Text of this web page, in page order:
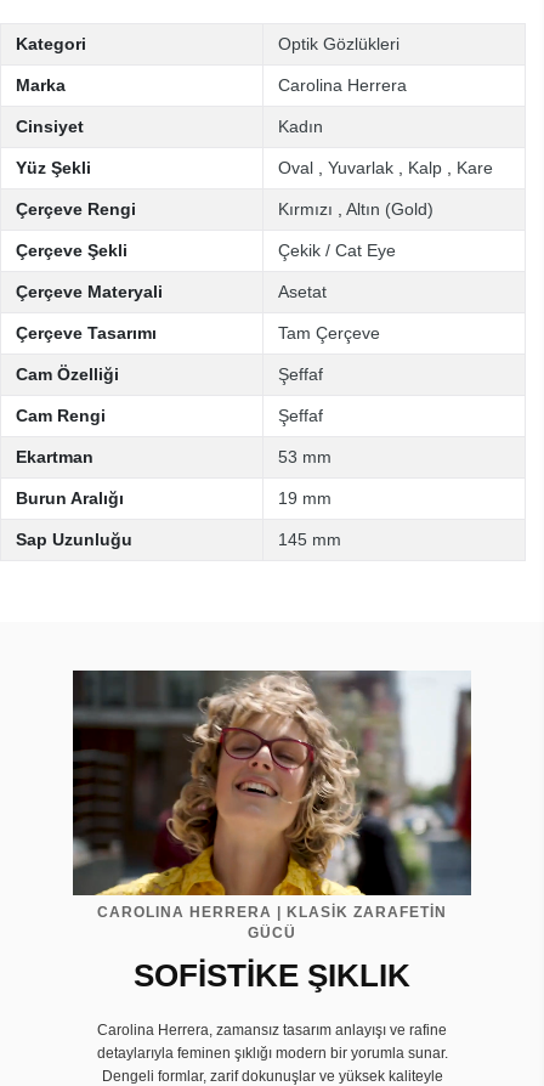
Kategori Optik Gözlükleri
Marka Carolina Herrera
Cinsiyet Kadın
Yüz Şekli Oval Yuvarlak Kalp Kare
Çerçeve Rengi Kırmızı Altın (Gold)
Çerçeve Şekli Çekik / Cat Eye
Çerçeve Materyali Asetat
Çerçeve Tasarımı Tam Çerçeve
Cam Özelliği Şeffaf
Cam Rengi Şeffaf
Ekartman 53 mm
Burun Aralığı 19 mm
Sap Uzunluğu 145 mm
CAROLINA HERRERA | KLASİK ZARAFETİN
GÜCÜ
SOFİSTİKE ŞIKLIK
Carolina Herrera, zamansız tasarım anlayışı ve rafine
detaylarıyla feminen şıklığı modern bir yorumla sunar.
Dengeli formlar, zarif dokunuşlar ve yüksek kaliteyle